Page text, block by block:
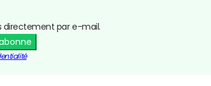
directement par e-mail.